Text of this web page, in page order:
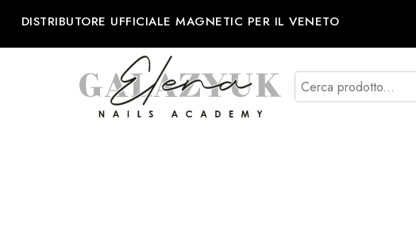
DISTRIBUTORE UFFICIALE MAGNETIC PER IL VENETO